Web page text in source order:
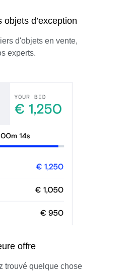
objets d’exception
d'objets en vente,
experts.
offre
trouvé quelque chose